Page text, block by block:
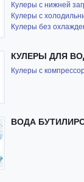
Кулеры с нижней
Кулеры с
Кулеры без
КУЛЕРЫ ДЛЯ
Кулеры с
ВОДА